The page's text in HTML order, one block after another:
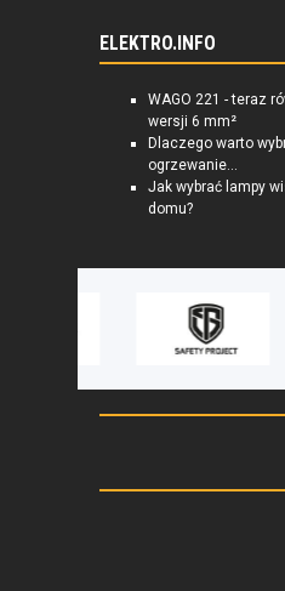
ELEKTRO.INFO
WAGO 221 - teraz
wersji 6 mm²
Dlaczego warto
ogrzewanie...
Jak wybrać lampy
domu?